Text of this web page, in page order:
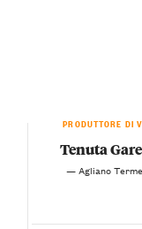
PRODUTTORE DI
Tenuta
— Agliano